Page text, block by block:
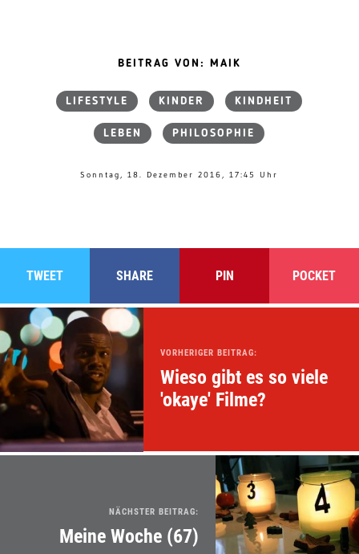
BEITRAG VON: MAIK
LIFESTYLE KINDER KINDHEIT
LEBEN PHILOSOPHIE
Sonntag, 18. Dezember 2016, 17:45 Uhr
TWEET SHARE PIN POCKET
VORHERIGER BEITRAG:
Wieso gibt es so viele
'okaye' Filme?
NÄCHSTER BEITRAG:
Meine Woche (67)